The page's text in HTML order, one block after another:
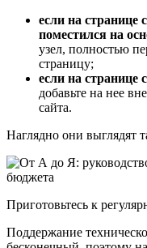
если на странице
поместился на
узел, полностью
страницу;
если на странице
добавьте на нее
сайта.
Наглядно они выглядят
Приготовьтесь к
Поддержание